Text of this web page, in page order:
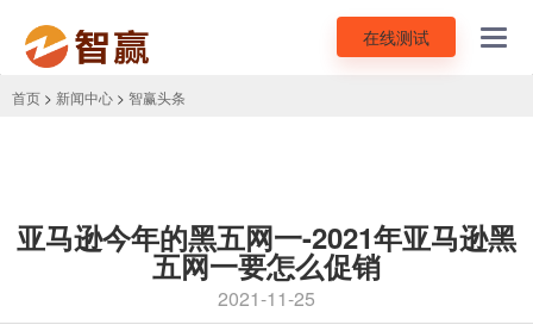
在线测试
首页 > 新闻中心 > 智赢头条
亚马逊今年的黑五网一-2021年亚马逊黑
五网一要怎么促销
2021-11-25